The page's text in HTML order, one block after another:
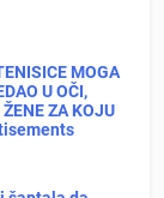
MOGA
U OČI,
ZA KOJU